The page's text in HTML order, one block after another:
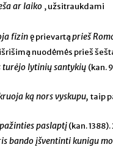
ar laiko , užsitraukdami
fizinę prievartąprieš
nuodėmės prieš
turėjo lytinių santykių (kan.
ką nors vyskupu, taip
paslaptį(kan.
bando įšventinti kunigu